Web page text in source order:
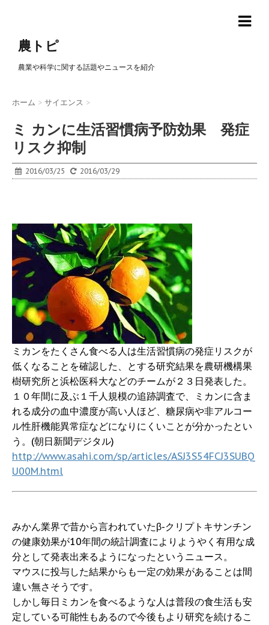
農トピ
農業や科学に関する話題やニュースを紹介
ホーム > サイエンス >
ミ カンに生活習慣病予防効果 発症
リスク抑制
2016/03/25 2016/03/29
ミカンをたくさん食べる人は生活習慣病の発症リスクが
低くなることを確認した、とする研究結果を農研機構果
樹研究所と浜松医科大などのチームが２３日発表した。
１０年間に及ぶ１千人規模の追跡調査で、ミカンに含ま
れる成分の血中濃度が高い人ほど、糖尿病や非アルコー
ル性肝機能異常症などになりにくいことが分かったとい
う。(朝日新聞デジタル)
http://www.asahi.com/sp/articles/ASJ3S54FCJ3SUBQ
U00M.html
みかん業界で昔から言われていたβ-クリプトキサンチン
の健康効果が10年間の統計調査によりようやく有用な成
分として発表出来るようになったというニュース。
マウスに投与した結果からも一定の効果があることは間
違い無さそうです。
しかし毎日ミカンを食べるような人は普段の食生活も安
定している可能性もあるので今後もより研究を続けるこ